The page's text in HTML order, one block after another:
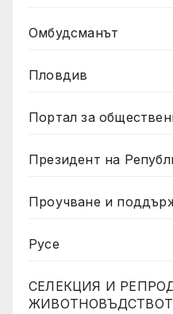
Омбудсманът
Пловдив
Портал за
Президент на
Проучване и
Русе
СЕЛЕКЦИЯ И